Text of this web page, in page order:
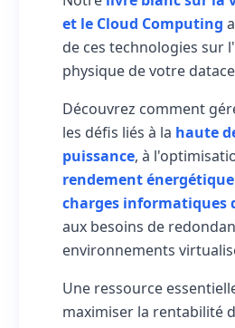
et le Cloud Computing
de ces technologies sur
physique de votre
Découvrez comment
les défis liés à la haute
puissance, à
rendement énergétique
charges informatiques
aux besoins de
environnements
Une ressource
maximiser la rentabilité